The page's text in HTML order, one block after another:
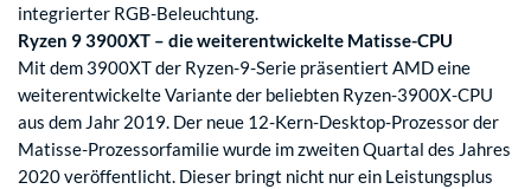
integrierter RGB-Beleuchtung.
Ryzen 9 3900XT – die weiterentwickelte Matisse-CPU
Mit dem 3900XT der Ryzen-9-Serie präsentiert AMD eine
weiterentwickelte Variante der beliebten Ryzen-3900X-CPU
aus dem Jahr 2019. Der neue 12-Kern-Desktop-Prozessor der
Matisse-Prozessorfamilie wurde im zweiten Quartal des Jahres
2020 veröffentlicht. Dieser bringt nicht nur ein Leistungsplus